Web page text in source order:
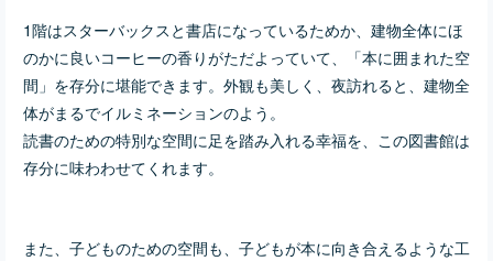
1階はスターバックスと書店になっているためか、建物全体にほ
のかに良いコーヒーの香りがただよっていて、「本に囲まれた空
間」を存分に堪能できます。外観も美しく、夜訪れると、建物全
体がまるでイルミネーションのよう。
読書のための特別な空間に足を踏み入れる幸福を、この図書館は
存分に味わわせてくれます。
また、子どものための空間も、子どもが本に向き合えるような工